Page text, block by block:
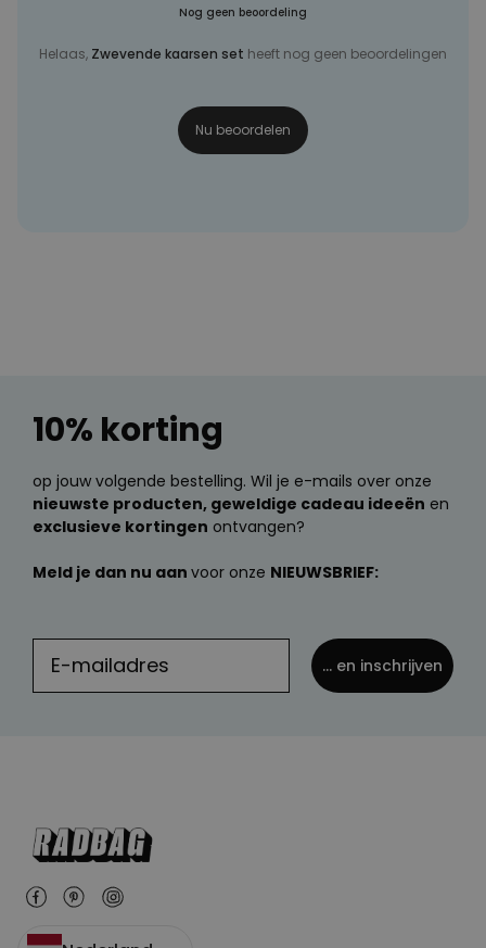
Nog geen beoordeling
Helaas, Zwevende kaarsen set heeft nog geen beoordelingen
Nu beoordelen
10% korting
op jouw volgende bestelling. Wil je e-mails over onze
nieuwste producten, geweldige cadeau ideeën en
exclusieve kortingen ontvangen?
Meld je dan nu aan voor onze NIEUWSBRIEF:
... en inschrijven